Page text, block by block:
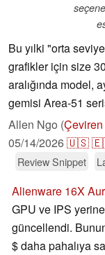
Bu yılki "orta
grafikler için size
aralığında model,
gemisi Area-51
Allen Ngo (Çeviren
05/14/2026🇺🇸
Review Snippet
Alienware 16X
GPU ve IPS
güncellendi.
$ daha pahalıya